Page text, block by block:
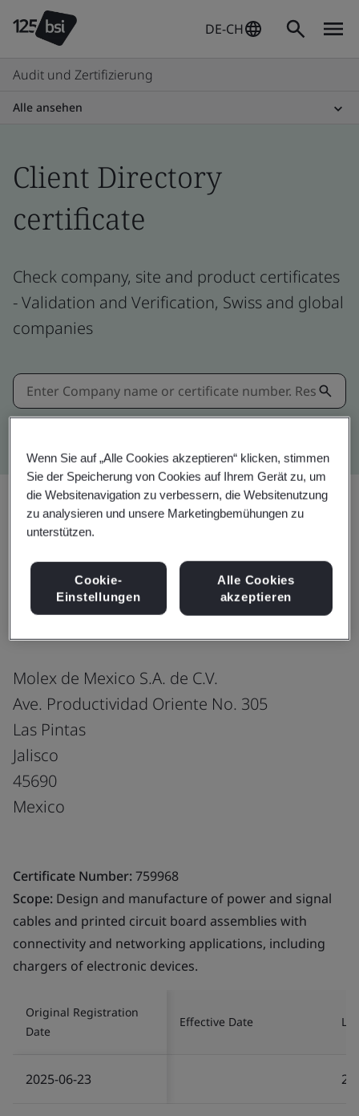
DE-CH
Audit und Zertifizierung
Alle ansehen
Client Directory
certificate
Check company, site and product certificates
- Validation and Verification, Swiss and global
companies
IATF 16949:2016
Molex de Mexico S.A. de C.V.
Ave. Productividad Oriente No. 305
Las Pintas
Jalisco
45690
Mexico
Certificate Number:759968
Scope: Design and manufacture of power and signal
cables and printed circuit board assemblies with
connectivity and networking applications, including
chargers of electronic devices.
Original Registration
Date
Effective Date
2025-06-23
Wenn Sie auf „Alle Cookies akzeptieren“ klicken, stimmen
Sie der Speicherung von Cookies auf Ihrem Gerät zu, um
die Websitenavigation zu verbessern, die Websitenutzung
zu analysieren und unsere Marketingbemühungen zu
unterstützen.
Cookie-
Einstellungen
Alle Cookies
akzeptieren